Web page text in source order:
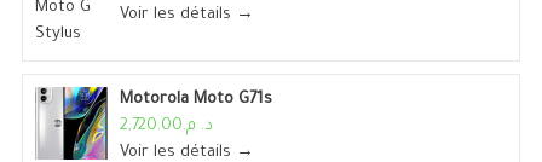
Voir les détails →
Motorola Moto G71s
د. م.2,720.00
Voir les détails →